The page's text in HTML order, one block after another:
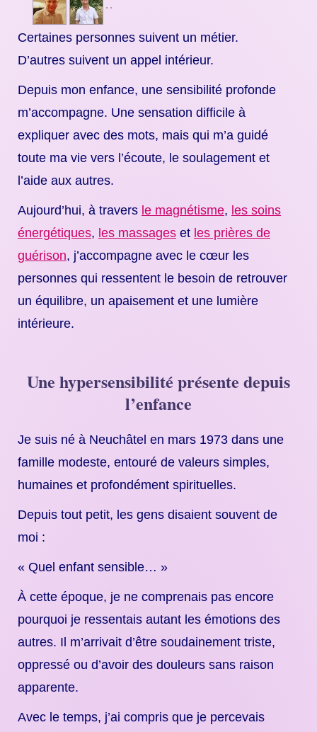
Certaines personnes suivent un métier.
D’autres suivent un appel intérieur.
Depuis mon enfance, une sensibilité profonde
m’accompagne. Une sensation difficile à
expliquer avec des mots, mais qui m’a guidé
toute ma vie vers l’écoute, le soulagement et
l’aide aux autres.
Aujourd’hui, à travers le magnétisme, les soins
énergétiques, les massages et les prières de
guérison, j’accompagne avec le cœur les
personnes qui ressentent le besoin de retrouver
un équilibre, un apaisement et une lumière
intérieure.
Une hypersensibilité présente depuis
l’enfance
Je suis né à Neuchâtel en mars 1973 dans une
famille modeste, entouré de valeurs simples,
humaines et profondément spirituelles.
Depuis tout petit, les gens disaient souvent de
moi :
« Quel enfant sensible… »
À cette époque, je ne comprenais pas encore
pourquoi je ressentais autant les émotions des
autres. Il m’arrivait d’être soudainement triste,
oppressé ou d’avoir des douleurs sans raison
apparente.
Avec le temps, j’ai compris que je percevais